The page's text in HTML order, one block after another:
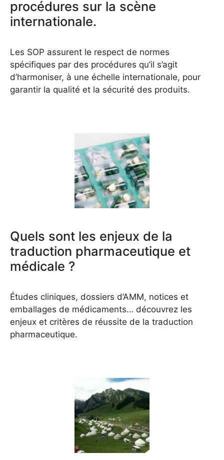
procédures sur la scène
internationale.
Les SOP assurent le respect de normes
spécifiques par des procédures qu’il s’agit
d’harmoniser, à une échelle internationale, pour
garantir la qualité et la sécurité des produits.
Quels sont les enjeux de la
traduction pharmaceutique et
médicale ?
Études cliniques, dossiers d’AMM, notices et
emballages de médicaments… découvrez les
enjeux et critères de réussite de la traduction
pharmaceutique.